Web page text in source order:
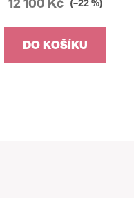
DO KOŠÍKU